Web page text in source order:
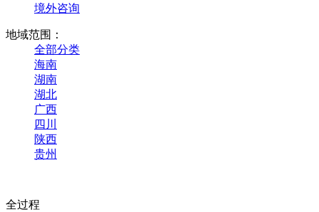
境外咨询
地域范围：
全部分类
海南
湖南
湖北
广西
四川
陕西
贵州
全过程